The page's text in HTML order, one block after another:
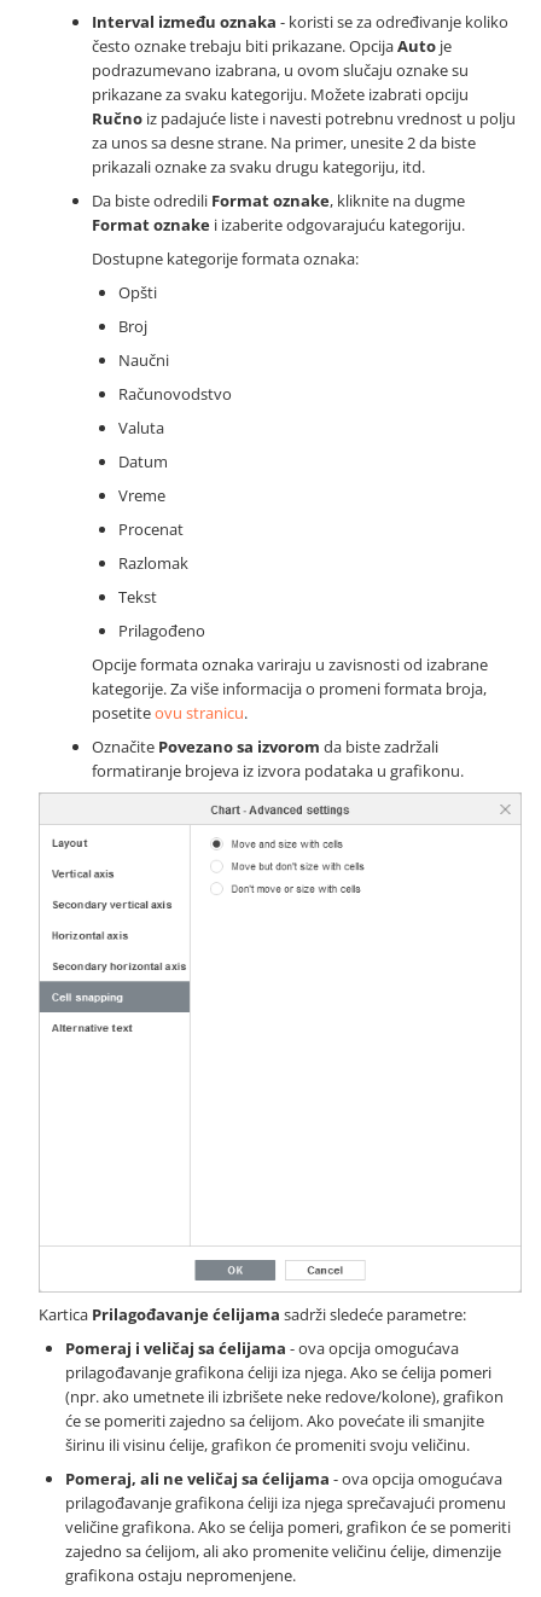
Interval između oznaka - koristi se za određivanje koliko
često oznake trebaju biti prikazane. OpcijaAuto je
podrazumevano izabrana, u ovom slučaju oznake su
prikazane za svaku kategoriju. Možete izabrati opciju
Ručno iz padajuće liste i navesti potrebnu vrednost u polju
za unos sa desne strane. Na primer, unesite 2 da biste
prikazali oznake za svaku drugu kategoriju, itd.
Da biste odredili Format oznake, kliknite na dugme
Format oznake i izaberite odgovarajuću kategoriju.
Dostupne kategorije formata oznaka:
Opšti
Broj
Naučni
Računovodstvo
Valuta
Datum
Vreme
Procenat
Razlomak
Tekst
Prilagođeno
Opcije formata oznaka variraju u zavisnosti od izabrane
kategorije. Za više informacija o promeni formata broja,
posetiteovu stranicu.
Označite Povezano sa izvorom da biste zadržali
formatiranje brojeva iz izvora podataka u grafikonu.
Kartica Prilagođavanje ćelijama sadrži sledeće parametre:
Pomeraj i veličaj sa ćelijama - ova opcija omogućava
prilagođavanje grafikona ćeliji iza njega. Ako se ćelija pomeri
(npr. ako umetnete ili izbrišete neke redove/kolone), grafikon
će se pomeriti zajedno sa ćelijom. Ako povećate ili smanjite
širinu ili visinu ćelije, grafikon će promeniti svoju veličinu.
Pomeraj, ali ne veličaj sa ćelijama - ova opcija omogućava
prilagođavanje grafikona ćeliji iza njega sprečavajući promenu
veličine grafikona. Ako se ćelija pomeri, grafikon će se pomeriti
zajedno sa ćelijom, ali ako promenite veličinu ćelije, dimenzije
grafikona ostaju nepromenjene.